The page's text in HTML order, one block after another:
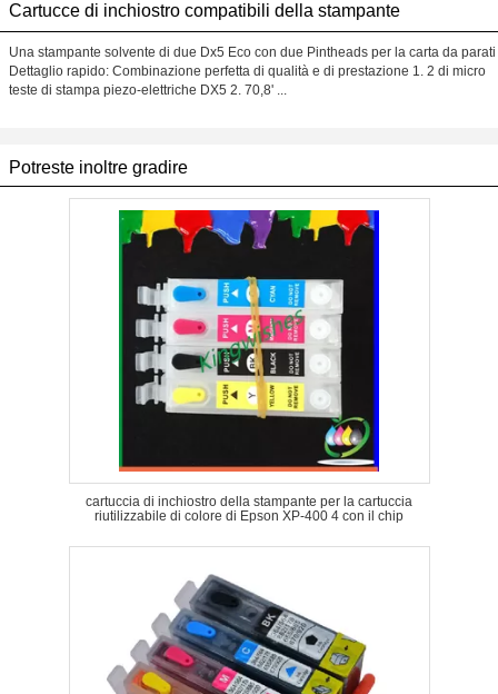
Cartucce di inchiostro compatibili della stampante
Una stampante solvente di due Dx5 Eco con due Pintheads per la carta da parati
Dettaglio rapido: Combinazione perfetta di qualità e di prestazione 1. 2 di micro
teste di stampa piezo-elettriche DX5 2. 70,8' ...
Potreste inoltre gradire
cartuccia di inchiostro della stampante per la cartuccia
riutilizzabile di colore di Epson XP-400 4 con il chip